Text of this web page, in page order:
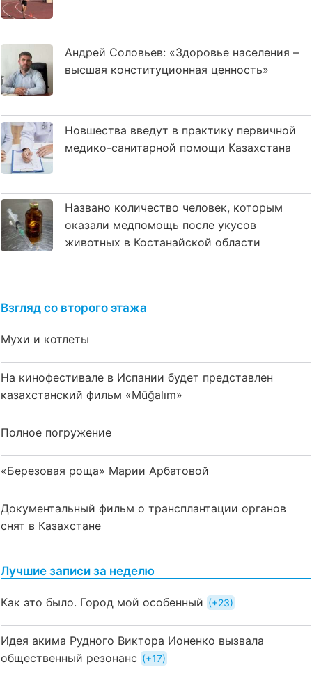
Андрей Соловьев: «Здоровье населения –
высшая конституционная ценность»
Новшества введут в практику первичной
медико-санитарной помощи Казахстана
Названо количество человек, которым
оказали медпомощь после укусов
животных в Костанайской области
Взгляд со второго этажа
Мухи и котлеты
На кинофестивале в Испании будет представлен
казахстанский фильм «Mūğalım»
Полное погружение
«Березовая роща» Марии Арбатовой
Документальный фильм о трансплантации органов
снят в Казахстане
Лучшие записи за неделю
Как это было. Город мой особенный +23
Идея акима Рудного Виктора Ионенко вызвала
общественный резонанс
+17